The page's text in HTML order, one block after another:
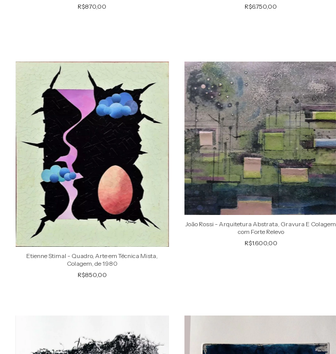
R$870,00
R$6.750,00
Etienne Stimal - Quadro, Arte em Técnica Mista,
Colagem, de 1980
R$850,00
João Rossi - Arquitetura Abstrata, Gravura E Colagem
com Forte Relevo
R$1.600,00